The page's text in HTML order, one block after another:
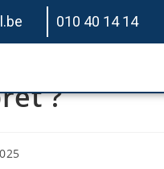
010 40 14 14
?